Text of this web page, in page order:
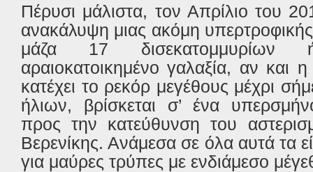
Πέρυσι μάλιστα, τον Απρίλιο του
ανακάλυψη μιας ακόμη
μάζα 17
αραιοκατοικημένο γαλαξία, αν
κατέχει το ρεκόρ μεγέθους μέχρι
ήλιων, βρίσκεται σ’ ένα
προς την κατεύθυνση του
Βερενίκης. Ανάμεσα σε όλα αυτά τα
για μαύρες τρύπες με ενδιάμεσο